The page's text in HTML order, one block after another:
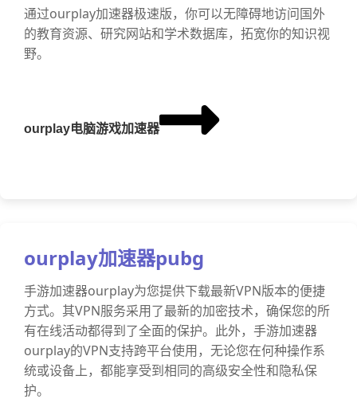
通过ourplay加速器极速版，你可以无障碍地访问国外
的教育资源、研究网站和学术数据库，拓宽你的知识视
野。
ourplay电脑游戏加速器
ourplay加速器pubg
手游加速器ourplay为您提供下载最新VPN版本的便捷
方式。其VPN服务采用了最新的加密技术，确保您的所
有在线活动都得到了全面的保护。此外，手游加速器
ourplay的VPN支持跨平台使用，无论您在何种操作系
统或设备上，都能享受到相同的高级安全性和隐私保
护。